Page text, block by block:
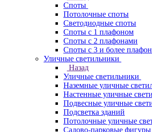
Споты
Потолочные споты
Светодиодные споты
Споты с 1 плафоном
Споты с 2 плафонами
Споты с 3 и более
Уличные светильники
Назад
Уличные светильники
Наземные уличные
Настенные уличные
Подвесные уличные
Подсветка зданий
Потолочные уличные
Садово-парковые фигуры